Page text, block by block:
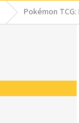
Pokémon